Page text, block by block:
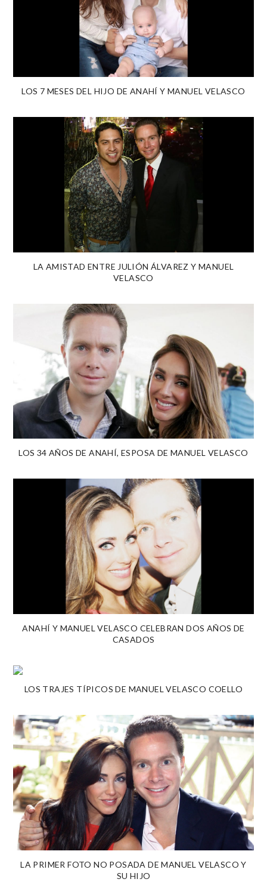
LOS 7 MESES DEL HIJO DE ANAHÍ Y MANUEL VELASCO
LA AMISTAD ENTRE JULIÓN ÁLVAREZ Y MANUEL
VELASCO
LOS 34 AÑOS DE ANAHÍ, ESPOSA DE MANUEL VELASCO
ANAHÍ Y MANUEL VELASCO CELEBRAN DOS AÑOS DE
CASADOS
LOS TRAJES TÍPICOS DE MANUEL VELASCO COELLO
LA PRIMER FOTO NO POSADA DE MANUEL VELASCO Y
SU HIJO